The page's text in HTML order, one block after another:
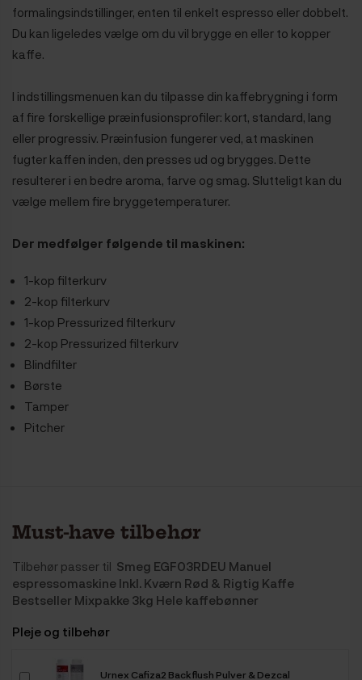
formalingsindstillinger, enten til enkelt espresso eller dobbelt.
Du kan ligeledes vælge om du vil brygge en eller to kopper
kaffe.
I indstillingsmenuen kan du tilpasse din kaffebrygning i form
af fire forskellige præinfusionsprofiler: kort, standard, lang
eller progressiv. Præinfusion fungerer ved, at maskinen
fugter kaffen inden, den presses ud og brygges. Dette
resulterer i en bedre aroma, farve og smag. Slutteligt kan du
vælge mellem fire bryggetemperaturer.
Der medfølger følgende til maskinen:
1-kop filterkurv
2-kop filterkurv
1-kop Pressurized filterkurv
2-kop Pressurized filterkurv
Blindfilter
Børste
Tamper
Pitcher
Must-have tilbehør
Tilbehør passer til Smeg EGF03RDEU Manuel
espressomaskine Inkl. Kværn Rød & Rigtig Kaffe
Bestseller Mixpakke 3kg Hele kaffebønner
Pleje og tilbehør
Urnex Cafiza2 Backflush Pulver & Dezcal